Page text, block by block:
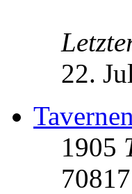
22.
1905
70817